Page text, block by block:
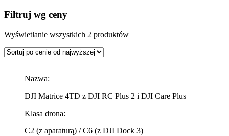
Filtruj wg ceny
Wyświetlanie wszystkich 2 produktów
Nazwa:
DJI Matrice 4TD z DJI RC Plus 2 i DJI Care Plus
Klasa drona:
C2 (z aparaturą) / C6 (z DJI Dock 3)